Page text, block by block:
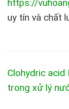
https://
uy tín và chất
Clohydric acid
trong xử lý